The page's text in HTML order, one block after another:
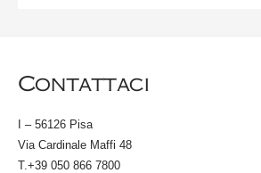
Contattaci
I – 56126 Pisa
Via Cardinale Maffi 48
T.+39 050 866 7800